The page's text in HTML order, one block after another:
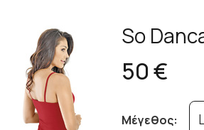
So
50 €
Μέγεθος: